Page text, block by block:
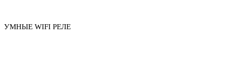
УМНЫЕ WIFI РЕЛЕ